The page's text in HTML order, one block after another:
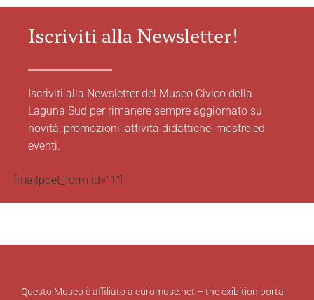
Iscriviti alla Newsletter!
Iscriviti alla Newsletter del Museo Civico della
Laguna Sud per rimanere sempre aggiornato su
novità, promozioni, attività didattiche, mostre ed
eventi.
[mailpoet_form id="1"]
Questo Museo è affiliato a euromuse.net – the exibition portal